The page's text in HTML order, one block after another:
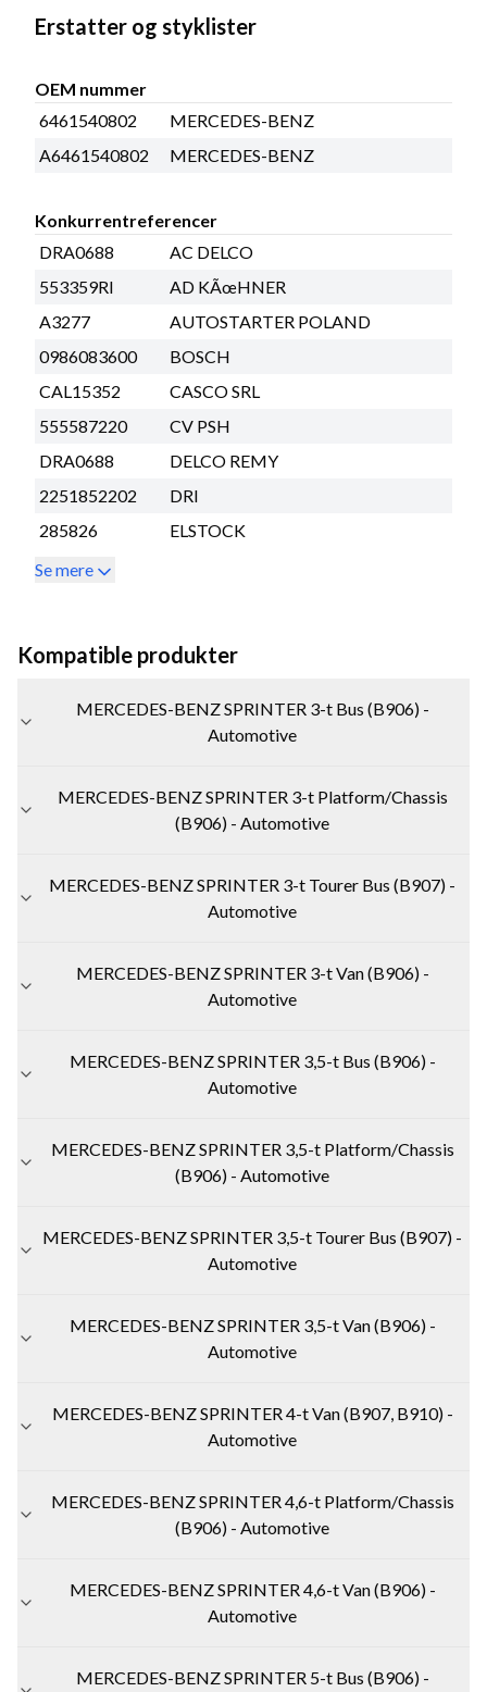
Erstatter og styklister
OEM nummer
6461540802
MERCEDES-BENZ
A6461540802
MERCEDES-BENZ
Konkurrentreferencer
DRA0688
AC DELCO
553359RI
AD KÃœHNER
A3277
AUTOSTARTER POLAND
0986083600
BOSCH
CAL15352
CASCO SRL
555587220
CV PSH
DRA0688
DELCO REMY
2251852202
DRI
285826
ELSTOCK
Se mere
Kompatible produkter
MERCEDES-BENZ SPRINTER 3-t Bus (B906) -
Automotive
MERCEDES-BENZ SPRINTER 3-t Platform/Chassis
(B906) - Automotive
MERCEDES-BENZ SPRINTER 3-t Tourer Bus (B907) -
Automotive
MERCEDES-BENZ SPRINTER 3-t Van (B906) -
Automotive
MERCEDES-BENZ SPRINTER 3,5-t Bus (B906) -
Automotive
MERCEDES-BENZ SPRINTER 3,5-t Platform/Chassis
(B906) - Automotive
MERCEDES-BENZ SPRINTER 3,5-t Tourer Bus (B907) -
Automotive
MERCEDES-BENZ SPRINTER 3,5-t Van (B906) -
Automotive
MERCEDES-BENZ SPRINTER 4-t Van (B907, B910) -
Automotive
MERCEDES-BENZ SPRINTER 4,6-t Platform/Chassis
(B906) - Automotive
MERCEDES-BENZ SPRINTER 4,6-t Van (B906) -
Automotive
MERCEDES-BENZ SPRINTER 5-t Bus (B906) -